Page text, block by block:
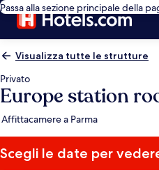
Passa alla sezione principale della
Visualizza tutte le strutture
Privato
Europe station
Affittacamere a Parma
Scegli le date per